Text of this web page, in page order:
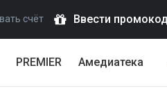
счёт Ввести промокод
PREMIER Амедиатека